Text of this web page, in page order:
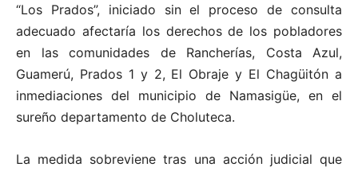
“Los Prados”, iniciado sin el proceso de consulta
adecuado afectaría los derechos de los pobladores
en las comunidades de Rancherías, Costa Azul,
Guamerú, Prados 1 y 2, El Obraje y El Chagüitón a
inmediaciones del municipio de Namasigüe, en el
sureño departamento de Choluteca.
La medida sobreviene tras una acción judicial que